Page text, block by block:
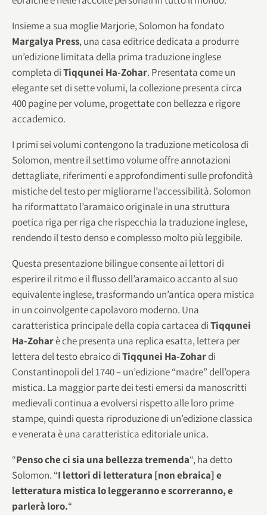
Insieme a sua moglie Marjorie, Solomon ha fondato
Margalya Press, una casa editrice dedicata a produrre
un’edizione limitata della prima traduzione inglese
completa diTiqqunei Ha-Zohar. Presentata come un
elegante set di sette volumi, la collezione presenta circa
400 pagine per volume, progettate con bellezza e rigore
accademico.
I primi sei volumi contengono la traduzione meticolosa di
Solomon, mentre il settimo volume offre annotazioni
dettagliate, riferimenti e approfondimenti sulle profondità
mistiche del testo per migliorarne l’accessibilità. Solomon
ha riformattato l’aramaico originale in una struttura
poetica riga per riga che rispecchia la traduzione inglese,
rendendo il testo denso e complesso molto più leggibile.
Questa presentazione bilingue consente ai lettori di
esperire il ritmo e il flusso dell’aramaico accanto al suo
equivalente inglese, trasformando un’antica opera mistica
in un coinvolgente capolavoro moderno. Una
caratteristica principale della copia cartacea diTiqqunei
Ha-Zoharè che presenta una replica esatta, lettera per
lettera del testo ebraico diTiqqunei Ha-Zohardi
Constantinopoli del 1740 – un’edizione “madre” dell’opera
mistica. La maggior parte dei testi emersi da manoscritti
medievali continua a evolversi rispetto alle loro prime
stampe, quindi questa riproduzione di un’edizione classica
e venerata è una caratteristica editoriale unica.
“Penso che ci sia una bellezza tremenda“, ha detto
Solomon. “I lettori di letteratura [non ebraica] e
letteratura mistica lo leggeranno e scorreranno, e
parlerà loro.“